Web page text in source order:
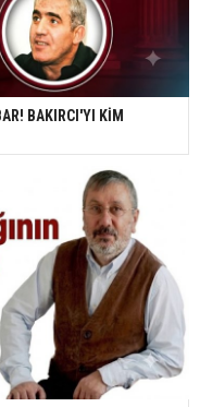
BAKIRCI'YI KİM